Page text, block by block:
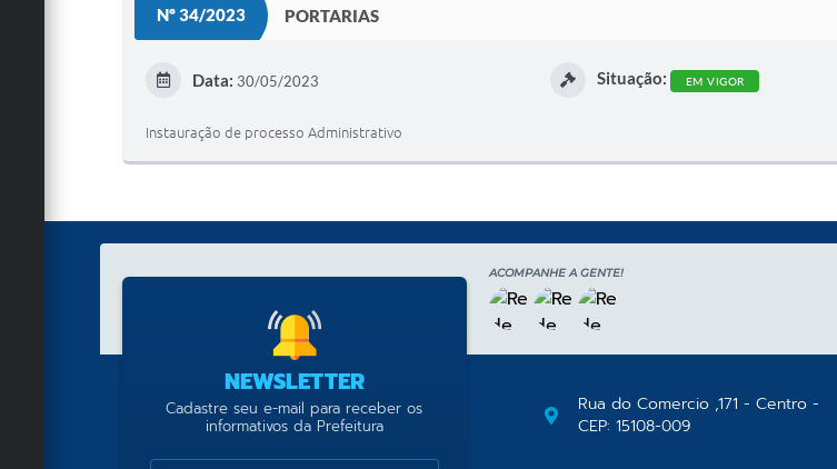
Nº 34/2023 PORTARIAS
Data: 30/05/2023 Situação: EM VIGOR
Instauração de processo Administrativo
ACOMPANHE A GENTE!
NEWSLETTER
Cadastre seu e-mail para receber os
informativos da Prefeitura
Rua do Comercio ,171 - Centro -
CEP: 15108-009